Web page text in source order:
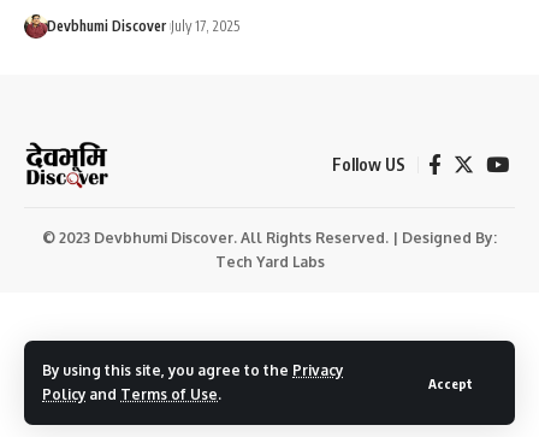
By using this site, you agree to the Privacy
Policy and Terms of Use.
Accept
Devbhumi Discover July 17, 2025
Follow US
© 2023 Devbhumi Discover. All Rights Reserved. | Designed By:
Tech Yard Labs